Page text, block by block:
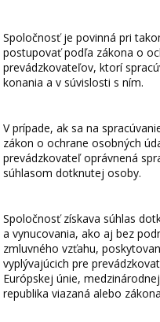
Spoločnosť je povinná pri
postupovať podľa zákona o
prevádzkovateľov, ktorí
konania a v súvislosti s ním.
V prípade, ak sa na
zákon o ochrane osobných
prevádzkovateľ oprávnená
súhlasom dotknutej osoby.
Spoločnosť získava súhlas
a vynucovania, ako aj bez
zmluvného vzťahu,
vyplývajúcich pre
Európskej únie,
republika viazaná alebo